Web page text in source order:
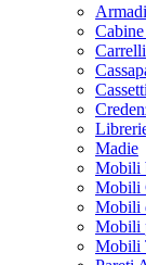
Armadi
Carrelli
Madie
Mobili
Mobili
Mobili
Mobili
Mobili